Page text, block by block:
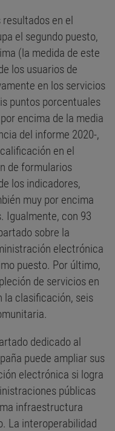
en el
el segundo puesto,
(la medida de este
los usuarios de
en los servicios
puntos porcentuales
encima de la media
del informe 2020-,
en el
de formularios
los indicadores,
muy por encima
Igualmente, con 93
sobre la
electrónica
puesto. Por último,
de servicios en
la clasificación, seis
dedicado al
puede ampliar sus
electrónica si logra
públicas
infraestructura
La interoperabilidad